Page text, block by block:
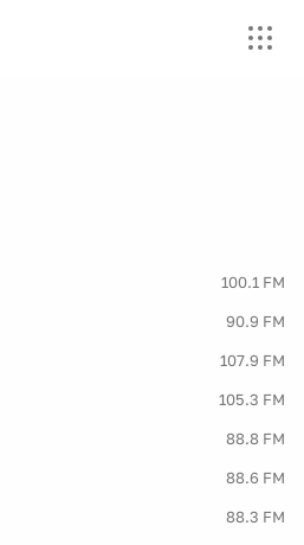
100.1 FM
90.9 FM
107.9 FM
105.3 FM
88.8 FM
88.6 FM
88.3 FM